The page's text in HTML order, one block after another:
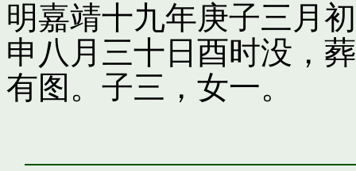
明嘉靖十九年庚子三月
申八月三十日酉时没，
有图。子三，女一。